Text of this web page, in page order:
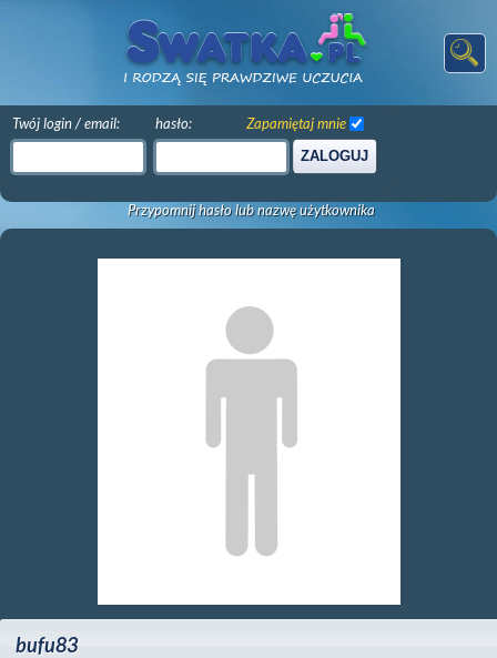
Twój login / email: hasło:
ZALOGUJ
Zapamiętaj mnie
Przypomnij hasło lub nazwę użytkownika
bufu83